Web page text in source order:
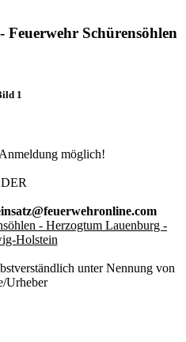
Schürensöhlen
1
möglich!
- Herzogtum Lauenburg -
Holstein
unter Nennung von
Urheber